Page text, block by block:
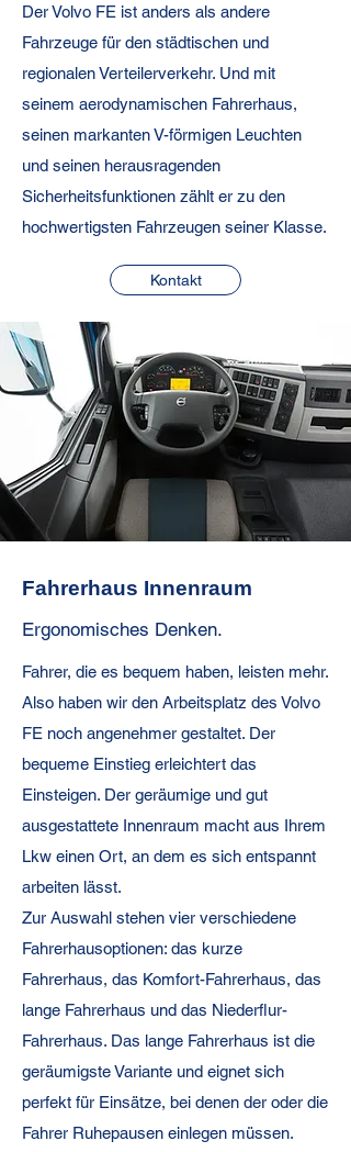
Der Volvo FE ist anders als andere
Fahrzeuge für den städtischen und
regionalen Verteilerverkehr. Und mit
seinem aerodynamischen Fahrerhaus,
seinen markanten V-förmigen Leuchten
und seinen herausragenden
Sicherheitsfunktionen zählt er zu den
hochwertigsten Fahrzeugen seiner Klasse.
Kontakt
Fahrerhaus Innenraum
Ergonomisches Denken.
Fahrer, die es bequem haben, leisten mehr.
Also haben wir den Arbeitsplatz des Volvo
FE noch angenehmer gestaltet. Der
bequeme Einstieg erleichtert das
Einsteigen. Der geräumige und gut
ausgestattete Innenraum macht aus Ihrem
Lkw einen Ort, an dem es sich entspannt
arbeiten lässt.
Zur Auswahl stehen vier verschiedene
Fahrerhausoptionen: das kurze
Fahrerhaus, das Komfort-Fahrerhaus, das
lange Fahrerhaus und das Niederflur-
Fahrerhaus. Das lange Fahrerhaus ist die
geräumigste Variante und eignet sich
perfekt für Einsätze, bei denen der oder die
Fahrer Ruhepausen einlegen müssen.